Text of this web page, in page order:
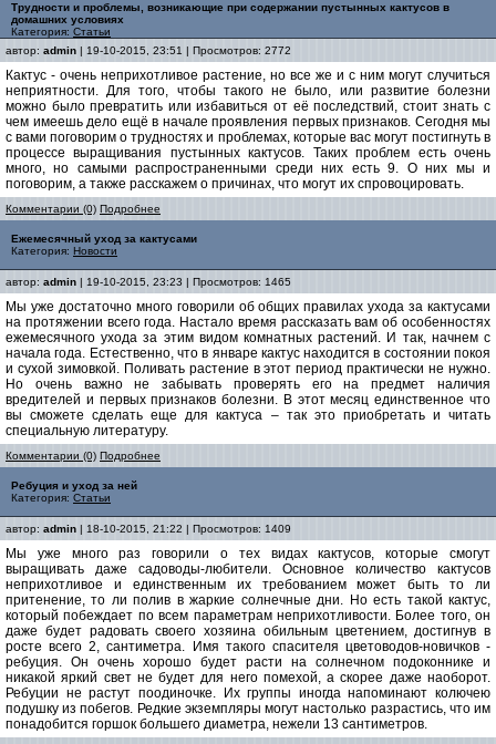
Трудности и проблемы, возникающие при содержании пустынных кактусов в
домашних условиях
Категория: Статьи
автор: admin | 19-10-2015, 23:51 | Просмотров: 2772
Кактус - очень неприхотливое растение, но все же и с ним могут случиться
неприятности. Для того, чтобы такого не было, или развитие болезни
можно было превратить или избавиться от её последствий, стоит знать с
чем имеешь дело ещё в начале проявления первых признаков. Сегодня мы
с вами поговорим о трудностях и проблемах, которые вас могут постигнуть в
процессе выращивания пустынных кактусов. Таких проблем есть очень
много, но самыми распространенными среди них есть 9. О них мы и
поговорим, а также расскажем о причинах, что могут их спровоцировать.
Комментарии (0) Подробнее
Ежемесячный уход за кактусами
Категория: Новости
автор: admin | 19-10-2015, 23:23 | Просмотров: 1465
Мы уже достаточно много говорили об общих правилах ухода за кактусами
на протяжении всего года. Настало время рассказать вам об особенностях
ежемесячного ухода за этим видом комнатных растений. И так, начнем с
начала года. Естественно, что в январе кактус находится в состоянии покоя
и сухой зимовкой. Поливать растение в этот период практически не нужно.
Но очень важно не забывать проверять его на предмет наличия
вредителей и первых признаков болезни. В этот месяц единственное что
вы сможете сделать еще для кактуса – так это приобретать и читать
специальную литературу.
Комментарии (0) Подробнее
Ребуция и уход за ней
Категория: Статьи
автор: admin | 18-10-2015, 21:22 | Просмотров: 1409
Мы уже много раз говорили о тех видах кактусов, которые смогут
выращивать даже садоводы-любители. Основное количество кактусов
неприхотливое и единственным их требованием может быть то ли
притенение, то ли полив в жаркие солнечные дни. Но есть такой кактус,
который побеждает по всем параметрам неприхотливости. Более того, он
даже будет радовать своего хозяина обильным цветением, достигнув в
росте всего 2, сантиметра. Имя такого спасителя цветоводов-новичков -
ребуция. Он очень хорошо будет расти на солнечном подоконнике и
никакой яркий свет не будет для него помехой, а скорее даже наоборот.
Ребуции не растут поодиночке. Их группы иногда напоминают колючею
подушку из побегов. Редкие экземпляры могут настолько разрастись, что им
понадобится горшок большего диаметра, нежели 13 сантиметров.